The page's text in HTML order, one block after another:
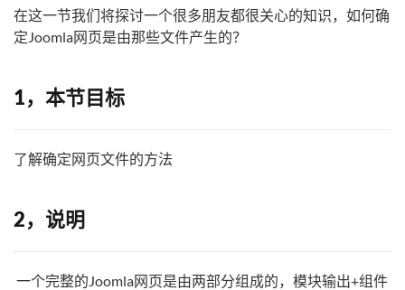
在这一节我们将探讨一个很多朋友都很关心的知识，如何确
定Joomla网页是由那些文件产生的？
1，本节目标
了解确定网页文件的方法
2，说明
一个完整的Joomla网页是由两部分组成的，模块输出+组件